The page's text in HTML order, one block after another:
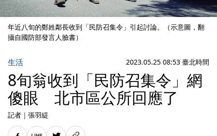
年近八旬的鄭姓鄰長收到「民防召集令」引起討論。（示意圖，翻
攝自國防部發言人臉書）
生活 2023.05.25 08:53 臺北時間
8旬翁收到「民防召集令」網
傻眼 北市區公所回應了
記者 ｜ 張羽緹